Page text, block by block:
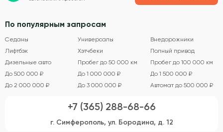
По популярным запросам
Седаны Универсалы
Внедорожники
Лифтбэк
Хэтчбеки
Полный привод
Дизельные авто
Пробег до 50 000 км
Пробег до 100 000 км
До 500 000 ₽
До 1 000 000 ₽
До 1 500 000 ₽
До 2 000 000 ₽
До 3 000 000 ₽ Автомат до 500 000 ₽
+7 (365) 288-68-66
г. Симферополь, ул. Бородина, д. 12